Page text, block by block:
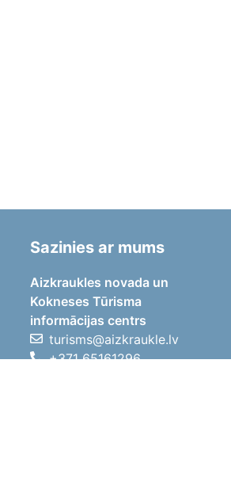
Sazinies ar mums
Aizkraukles novada un
Kokneses Tūrisma
informācijas centrs
turisms@aizkraukle.lv
+371 65161296